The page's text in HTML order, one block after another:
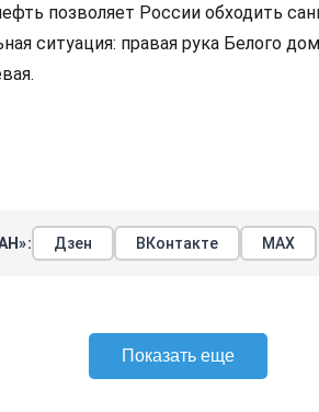
позволяет России обходить
ситуация: правая рука Белого
Дзен ВКонтакте МАХ
Показать еще